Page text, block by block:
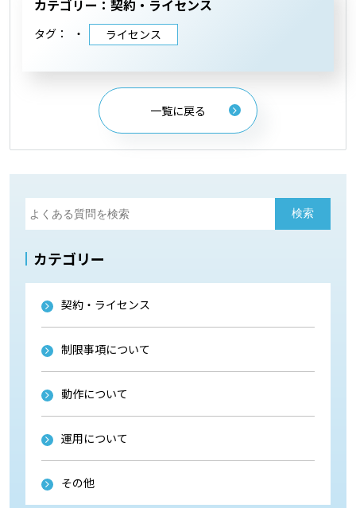
カテゴリー：契約・ライセンス
タグ： ライセンス
一覧に戻る
カテゴリー
契約・ライセンス
制限事項について
動作について
運用について
その他